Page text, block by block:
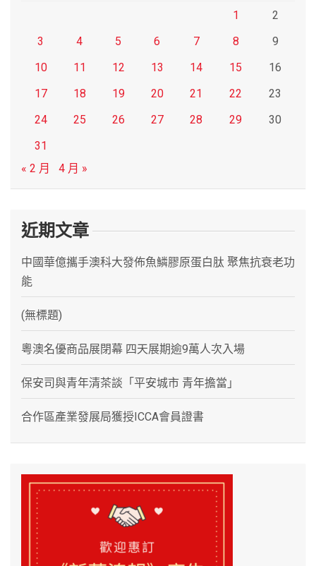
1
2
3
4 5 6 7 8
9
10
11 12 13 14 15
16
17
18 19 20 21 22
23
24
25 26 27 28 29
30
31
« 2 月
4 月 »
近期文章
中國華億攜手澳科大發佈魚鱗膠原蛋白肽 聚焦抗衰老功
能
(無標題)
粵澳名優商品展閉幕 四天展期逾9萬人次入場
保安司與青年清茶談「平安城市 青年擔當」
合作區產業發展局獲授ICCA會員證書